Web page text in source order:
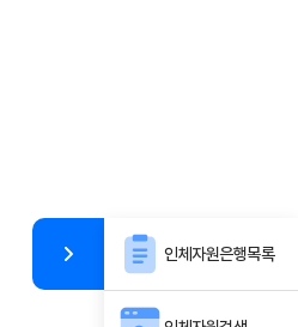
인체자원은행목록